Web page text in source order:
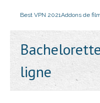
Best VPN 2021Addons de
ligne